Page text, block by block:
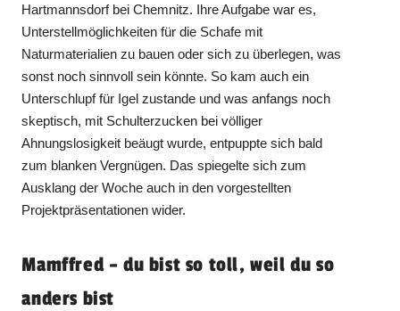
Hartmannsdorf bei Chemnitz. Ihre Aufgabe war es,
Unterstellmöglichkeiten für die Schafe mit
Naturmaterialien zu bauen oder sich zu überlegen, was
sonst noch sinnvoll sein könnte. So kam auch ein
Unterschlupf für Igel zustande und was anfangs noch
skeptisch, mit Schulterzucken bei völliger
Ahnungslosigkeit beäugt wurde, entpuppte sich bald
zum blanken Vergnügen. Das spiegelte sich zum
Ausklang der Woche auch in den vorgestellten
Projektpräsentationen wider.
Mamffred – du bist so toll, weil du so
anders bist